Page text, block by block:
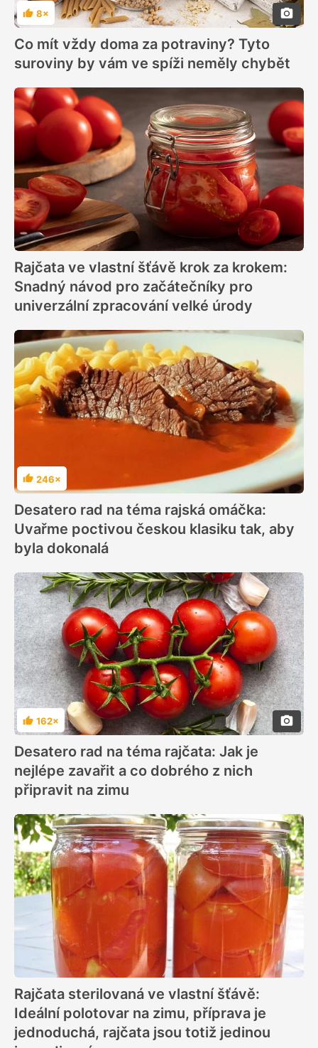
Hodnocení
8×
Co mít vždy doma za potraviny? Tyto
suroviny by vám ve spíži neměly chybět
Rajčata ve vlastní šťávě krok za krokem:
Snadný návod pro začátečníky pro
univerzální zpracování velké úrody
Hodnocení
246×
Desatero rad na téma rajská omáčka:
Uvařme poctivou českou klasiku tak, aby
byla dokonalá
Hodnocení
162×
Desatero rad na téma rajčata: Jak je
nejlépe zavařit a co dobrého z nich
připravit na zimu
Rajčata sterilovaná ve vlastní šťávě:
Ideální polotovar na zimu, příprava je
jednoduchá, rajčata jsou totiž jedinou